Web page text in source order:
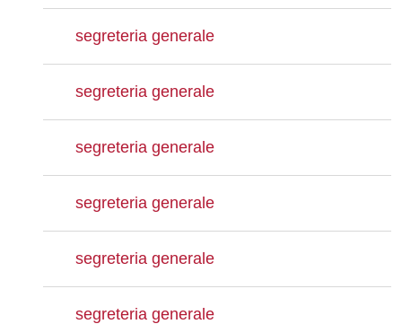
segreteria generale
segreteria generale
segreteria generale
segreteria generale
segreteria generale
segreteria generale